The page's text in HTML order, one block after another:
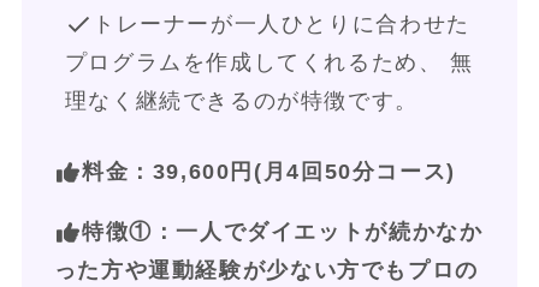
トレーナーが一人ひとりに合わせた
プログラムを作成してくれるため、 無
理なく継続できるのが特徴です。
料金：39,600円(月4回50分コース)
特徴①：一人でダイエットが続かなか
った方や運動経験が少ない方でもプロの